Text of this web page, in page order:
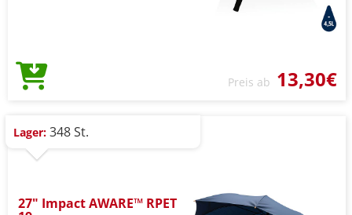
Preis ab 13,30€
Lager: 348 St.
27" Impact AWARE™ RPET